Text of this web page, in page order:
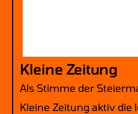
Kleine Zeitung
Als Stimme der
Kleine Zeitung aktiv die